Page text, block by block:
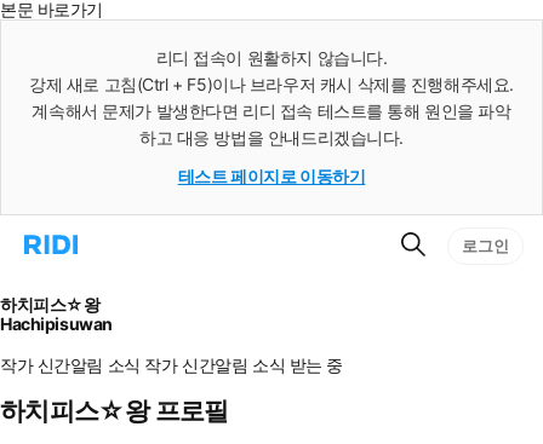
본문 바로가기
리디 접속이 원활하지 않습니다.
강제 새로 고침(Ctrl + F5)이나 브라우저 캐시 삭제를 진행해주세요.
계속해서 문제가 발생한다면 리디 접속 테스트를 통해 원인을 파악
하고 대응 방법을 안내드리겠습니다.
테스트 페이지로 이동하기
리
으
로
동
검
로그인
하치피스☆왕
Hachipisuwan
작가 신간알림 소식 작가 신간알림 소식 받는 중
하치피스☆왕 프로필